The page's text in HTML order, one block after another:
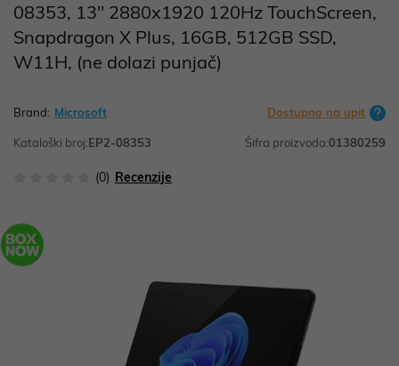
08353, 13" 2880x1920 120Hz TouchScreen,
Snapdragon X Plus, 16GB, 512GB SSD,
W11H, (ne dolazi punjač)
Brand: Microsoft Dostupno na upit
Kataloški broj:EP2-08353 Šifra proizvoda:01380259
(0) Recenzije